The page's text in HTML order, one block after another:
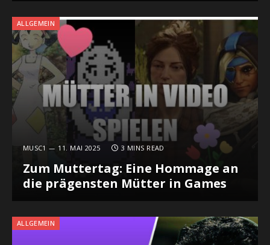
ALLGEMEIN
MUSC1 11. MAI 2025 3 MINS READ
Zum Muttertag: Eine Hommage an
die prägensten Mütter in Games
ALLGEMEIN